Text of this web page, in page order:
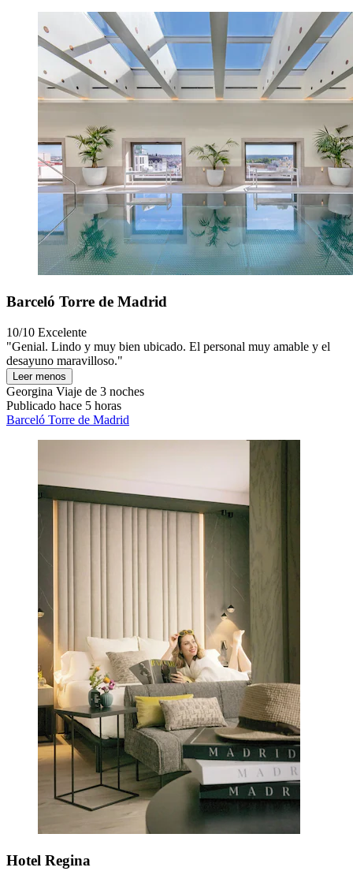
Barceló Torre de Madrid
10/10 Excelente
"Genial. Lindo y muy bien ubicado. El personal muy amable y el
desayuno maravilloso."
Leer menos
Georgina Viaje de 3 noches
Publicado hace 5 horas
Barceló Torre de Madrid
Hotel Regina